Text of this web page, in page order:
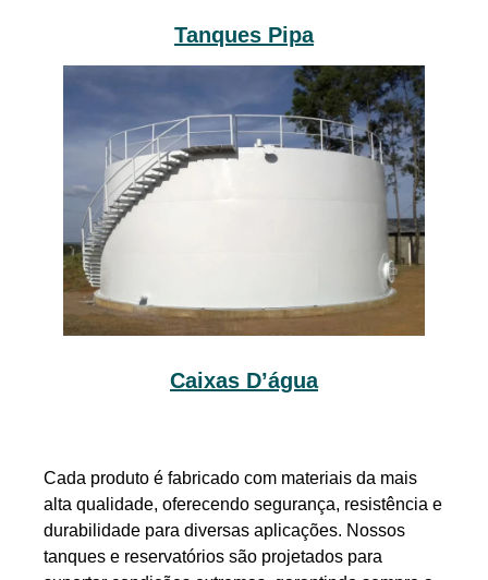
Tanques Pipa
Caixas D’água
Cada produto é fabricado com materiais da mais
alta qualidade, oferecendo segurança, resistência e
durabilidade para diversas aplicações. Nossos
tanques e reservatórios são projetados para